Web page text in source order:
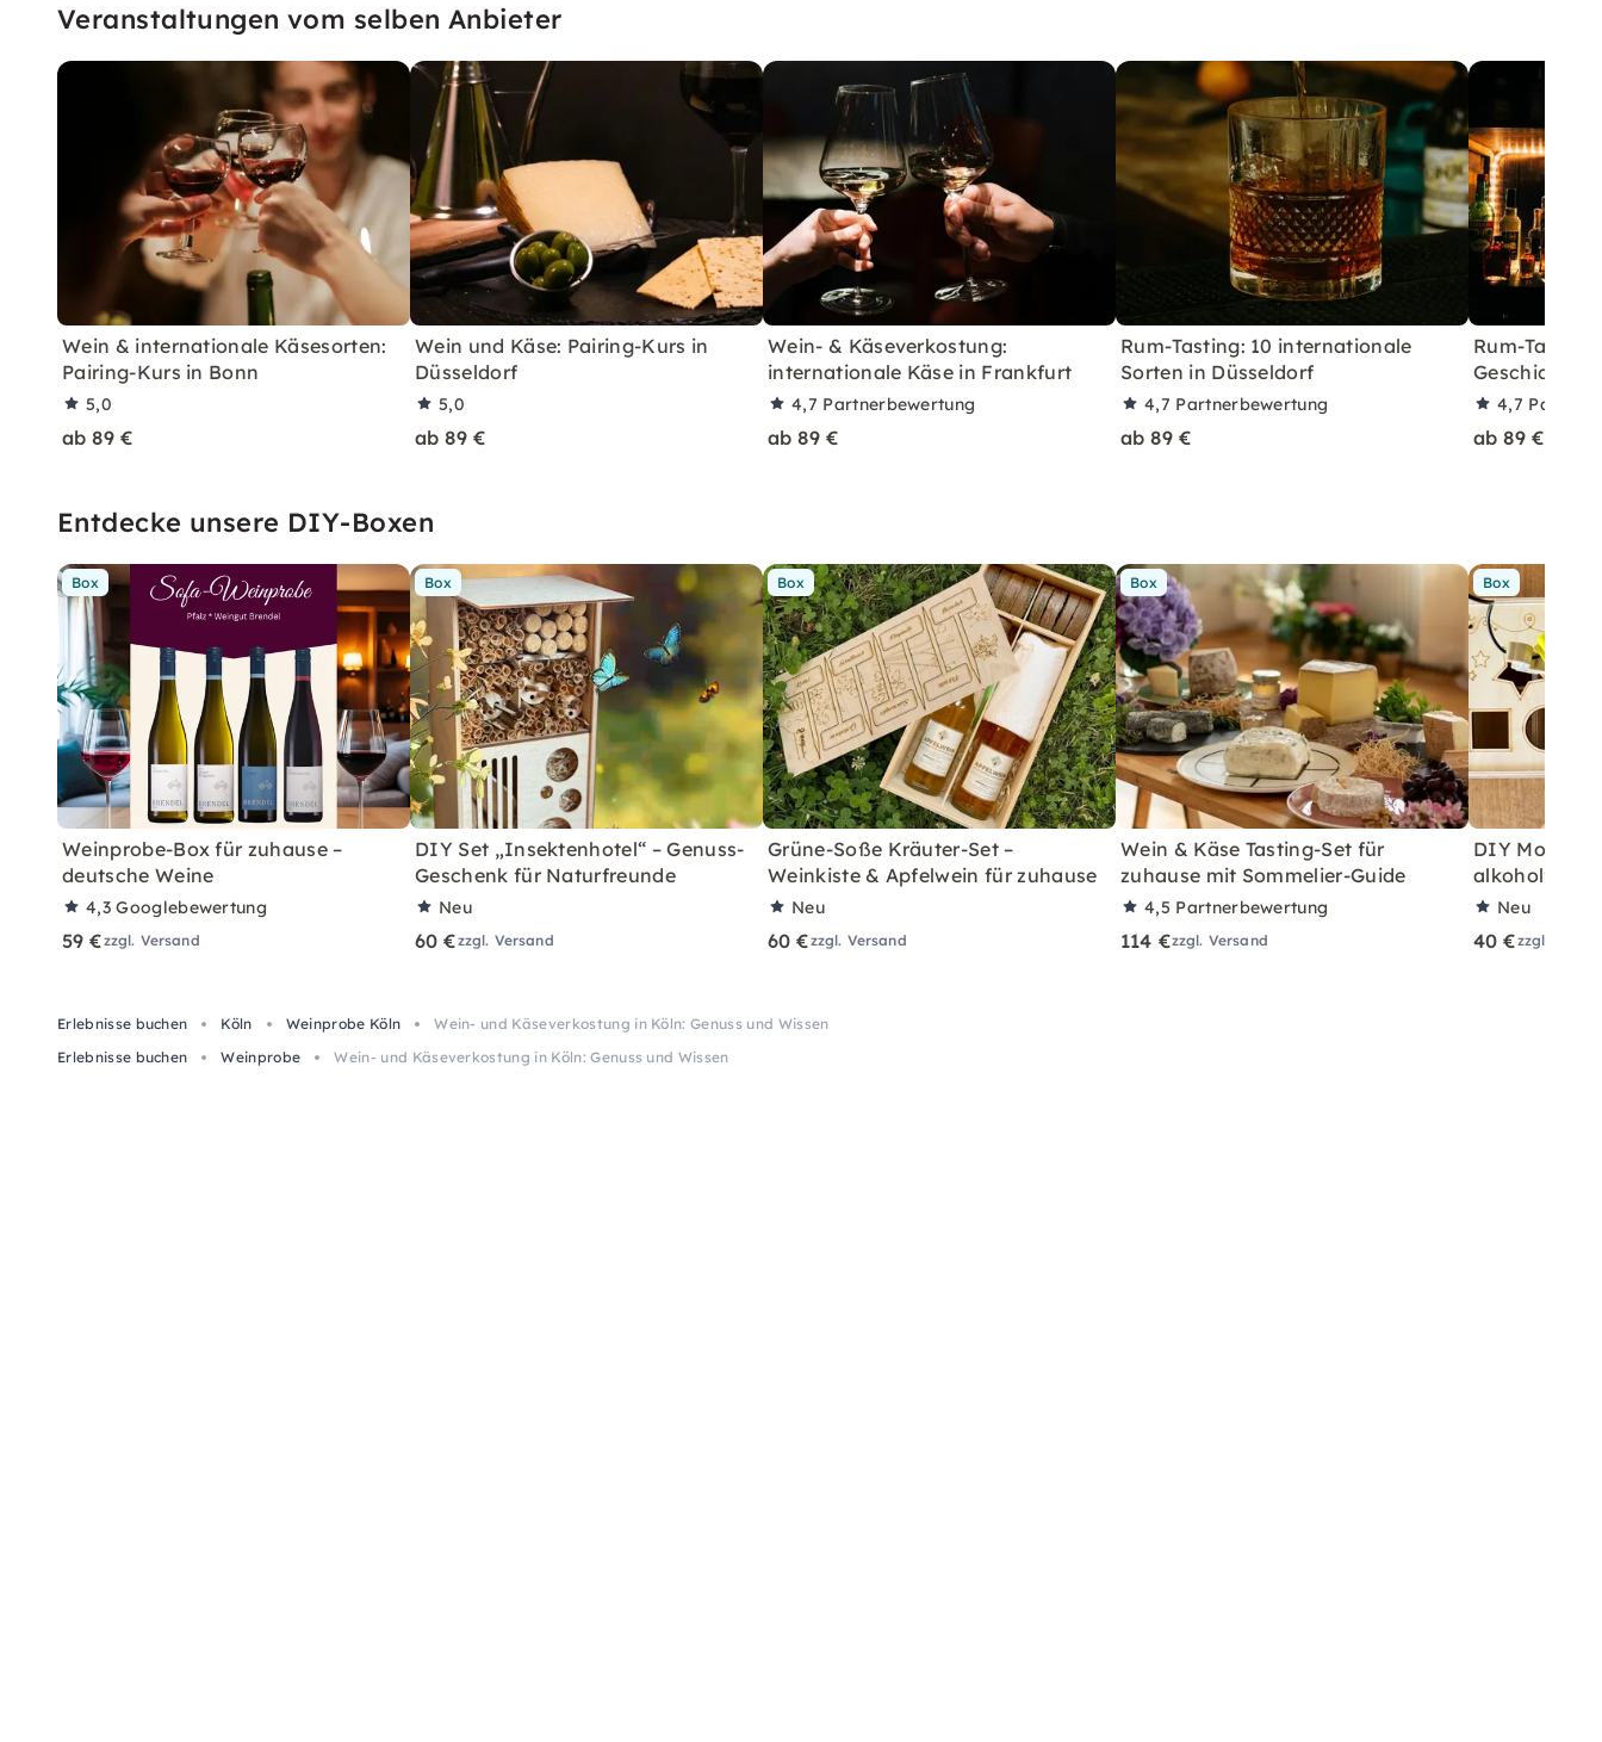
Veranstaltungen vom selben Anbieter
Wein & internationale Käsesorten:
Pairing-Kurs in Bonn
5,0
ab 89 €
Wein und Käse: Pairing-Kurs in
Düsseldorf
5,0
ab 89 €
Wein- & Käseverkostung:
internationale Käse in Frankfurt
4,7 Partnerbewertung
ab 89 €
Rum-Tasting: 10 internationale
Sorten in Düsseldorf
4,7 Partnerbewertung
ab 89 €
Rum-
Geschichte
4,7
ab 89 €
Entdecke unsere DIY-Boxen
Box
Weinprobe-Box für zuhause –
deutsche Weine
4,3Googlebewertung
59 €zzgl. Versand
Box
DIY Set „Insektenhotel“ – Genuss-
Geschenk für Naturfreunde
Neu
60 €zzgl. Versand
Box
Grüne-Soße Kräuter-Set –
Weinkiste & Apfelwein für zuhause
Neu
60 €zzgl. Versand
Box
Wein & Käse Tasting-Set für
zuhause mit Sommelier-Guide
4,5 Partnerbewertung
114 €zzgl. Versand
Box
DIY
Neu
40 €zzgl.
Erlebnisse buchen Köln Weinprobe Köln
Wein- und Käseverkostung in Köln: Genuss und Wissen
Erlebnisse buchen
Weinprobe Wein- und Käseverkostung in Köln: Genuss und Wissen